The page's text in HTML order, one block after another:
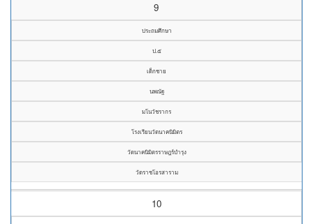
9
ประถมศึกษา
ป.๕
เด็กชาย
นพณัฐ
มโนวัชรากร
โรงเรียนวัดนาคนิมิตร
วัดนาคนิมิตรราษฎร์บำรุง
วัดราชโอรสาราม
10